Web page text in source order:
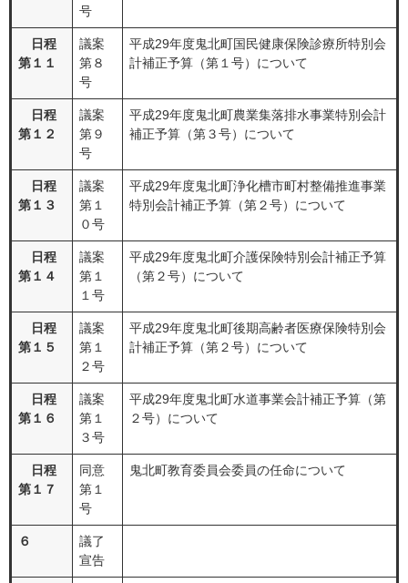
号
日程
第１１
議案
第８
号
平成29年度鬼北町国民健康保険診療所特別会
計補正予算（第１号）について
日程
第１２
議案
第９
号
平成29年度鬼北町農業集落排水事業特別会計
補正予算（第３号）について
日程
第１３
議案
第１
０号
平成29年度鬼北町浄化槽市町村整備推進事業
特別会計補正予算（第２号）について
日程
第１４
議案
第１
１号
平成29年度鬼北町介護保険特別会計補正予算
（第２号）について
日程
第１５
議案
第１
２号
平成29年度鬼北町後期高齢者医療保険特別会
計補正予算（第２号）について
日程
第１６
議案
第１
３号
平成29年度鬼北町水道事業会計補正予算（第
２号）について
日程
第１７
同意
第１
号
鬼北町教育委員会委員の任命について
６
議了
宣告